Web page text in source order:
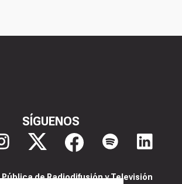
SÍGUENOS
de Radiodifusión y Televisión